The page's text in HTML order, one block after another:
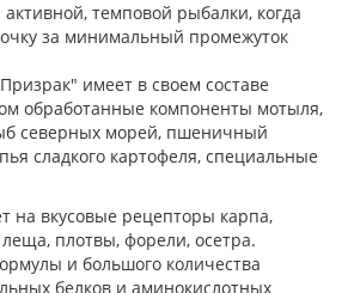
активной, темповой рыбалки, когда
за минимальный промежуток
имеет в своем составе
обработанные компоненты мотыля,
северных морей, пшеничный
сладкого картофеля, специальные
на вкусовые рецепторы карпа,
плотвы, форели, осетра.
и большого количества
белков и аминокислотных